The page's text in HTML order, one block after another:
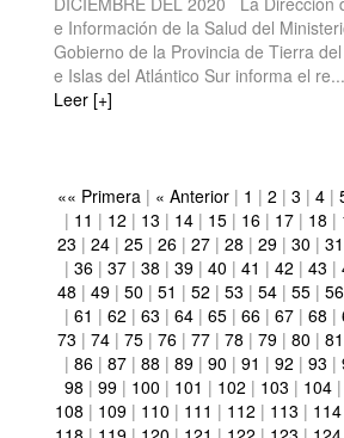
e Información de la Salud del
Gobierno de la Provincia de Tierra
e Islas del Atlántico Sur informa el re...
Leer [+]
«« Primera | « Anterior | 1 | 2 | 3 | 4 |
| 11 | 12 | 13 | 14 | 15 | 16 | 17 | 18 |
23 | 24 | 25 | 26 | 27 | 28 | 29 | 30 | 31
| 36 | 37 | 38 | 39 | 40 | 41 | 42 | 43 |
48 | 49 | 50 | 51 | 52 | 53 | 54 | 55 | 56
| 61 | 62 | 63 | 64 | 65 | 66 | 67 | 68 |
73 | 74 | 75 | 76 | 77 | 78 | 79 | 80 | 81
| 86 | 87 | 88 | 89 | 90 | 91 | 92 | 93 |
98 | 99 | 100 | 101 | 102 | 103 | 104 |
108 | 109 | 110 | 111 | 112 | 113 | 114